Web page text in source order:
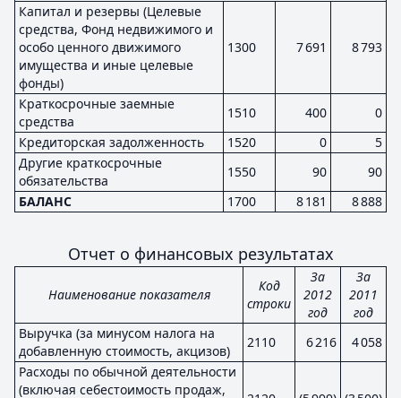
Капитал и резервы (Целевые
средства, Фонд недвижимого и
особо ценного движимого
имущества и иные целевые
фонды)
1300 7 691 8 793
Краткосрочные заемные
средства
1510 400
0
Кредиторская задолженность
1520 0
5
Другие краткосрочные
обязательства
1550 90
90
БАЛАНС
1700 8 181 8 888
Отчет о финансовых результатах
Наименование показателя
Код
строки
За
2012
год
За
2011
год
Выручка (за минусом налога на
добавленную стоимость, акцизов)
2110 6 216
4 058
Расходы по обычной деятельности
(включая себестоимость продаж,